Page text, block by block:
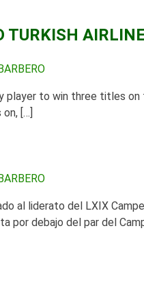
TURKISH
player to win three titles
[…]
al liderato del LXIX
por debajo del par del